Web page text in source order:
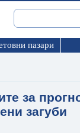
пазари
за
загуби